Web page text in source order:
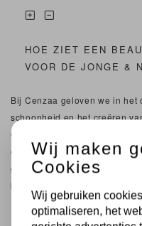
HOE ZIET EEN
VOOR DE JONGE &
Bij Cenzaa geloven we in het
schoonheid en het creëren
Ontdek onze uitgebreide
ontwikkeld voor jouw jonge
geniet van een 6-
belevenis geeft!
Wij maken
Cookies
Wij gebruiken
optimaliseren, het